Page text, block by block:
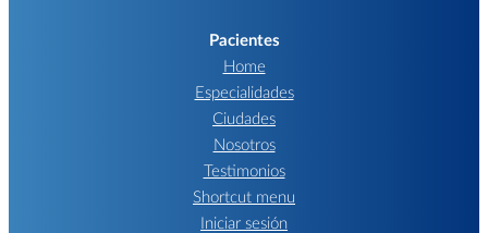
Pacientes
Home
Especialidades
Ciudades
Nosotros
Testimonios
Shortcut menu
Iniciar sesión